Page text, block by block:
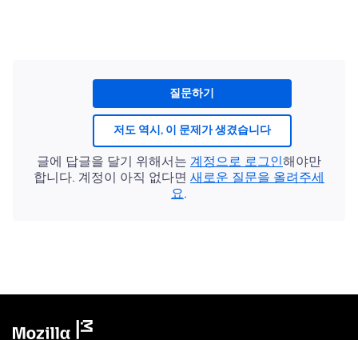
질문하기
저도 역시, 이 문제가 생겼습니다
글에 답글을 달기 위해서는 계정으로 로그인해야만
합니다. 계정이 아직 없다면 새로운 질문을 올려주세
요.